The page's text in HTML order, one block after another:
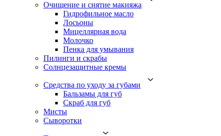
Очищение и снятие макияжа
Гидрофильное масло
Лосьоны
Мицеллярная вода
Молочко
Пенка для умывания
Пилинги и скрабы
Солнцезащитные кремы
Средства по уходу за губами
Бальзамы для губ
Скраб для губ
Мисты
Сыворотки